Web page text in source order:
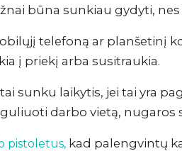
būna sunkiau gydyti,
telefoną ar planšetinį
į priekį arba susitraukia.
sunku laikytis, jei tai yra
darbo vietą,
pistoletus, kad palengvintų